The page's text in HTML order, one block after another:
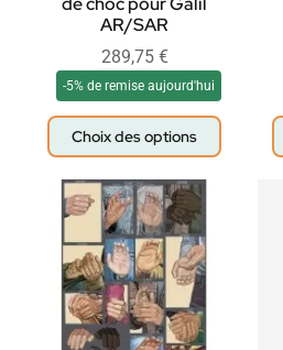
AR/SAR
289,75 €
-5% de remise aujourd'hui
Choix des options